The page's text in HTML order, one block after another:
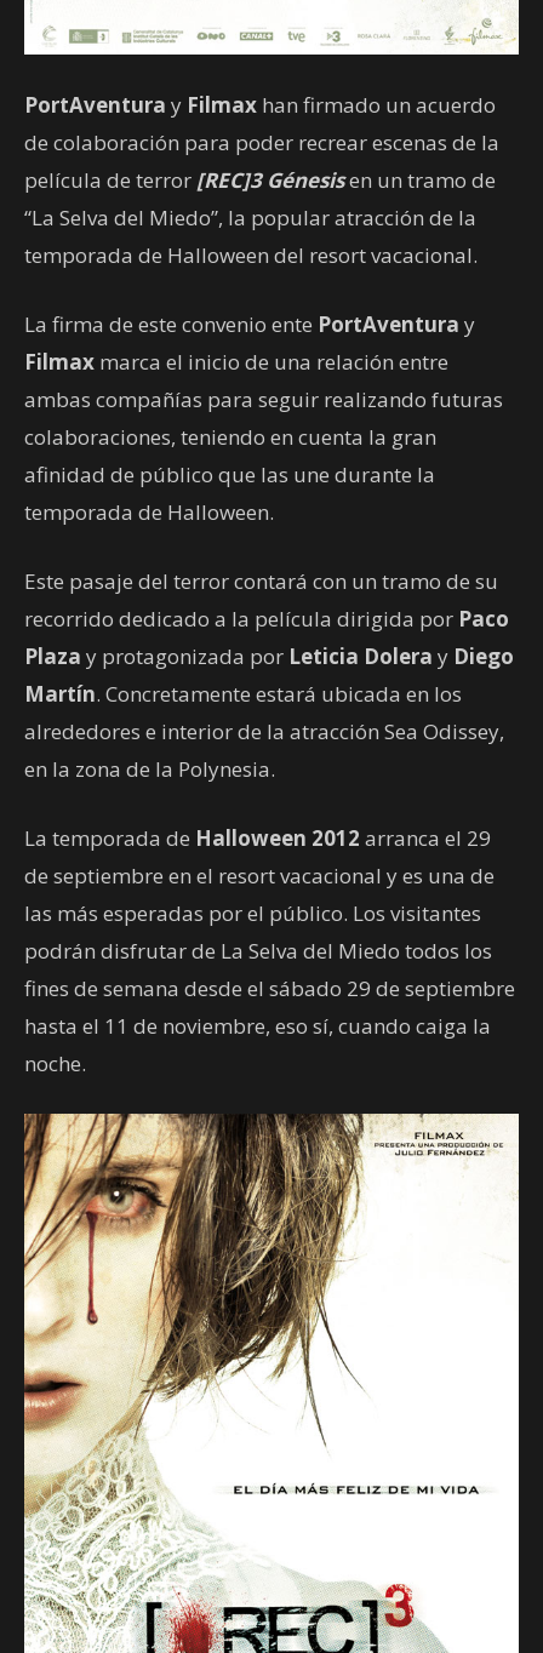
PortAventura y Filmax han firmado un acuerdo
de colaboración para poder recrear escenas de la
película de terror [REC]3 Génesisen un tramo de
“La Selva del Miedo”, la popular atracción de la
temporada de Halloween del resort vacacional.
La firma de este convenio ente PortAventura y
Filmax marca el inicio de una relación entre
ambas compañías para seguir realizando futuras
colaboraciones, teniendo en cuenta la gran
afinidad de público que las une durante la
temporada de Halloween.
Este pasaje del terror contará con un tramo de su
recorrido dedicado a la película dirigida por Paco
Plaza y protagonizada por Leticia Dolera y Diego
Martín. Concretamente estará ubicada en los
alrededores e interior de la atracción Sea Odissey,
en la zona de la Polynesia.
La temporada de Halloween 2012 arranca el 29
de septiembre en el resort vacacional y es una de
las más esperadas por el público. Los visitantes
podrán disfrutar de La Selva del Miedo todos los
fines de semana desde el sábado 29 de septiembre
hasta el 11 de noviembre, eso sí, cuando caiga la
noche.